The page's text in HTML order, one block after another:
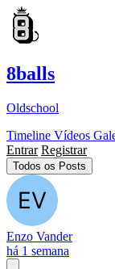
8balls
Oldschool
Timeline Vídeos
Entrar Registrar
Todos os Posts
Enzo Vander
há 1 semana